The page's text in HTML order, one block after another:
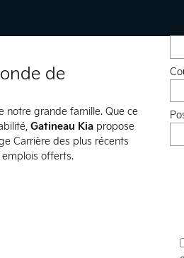
de
notre grande famille. Que ce
Gatineau Kia propose
Carrière des plus récents
offerts.